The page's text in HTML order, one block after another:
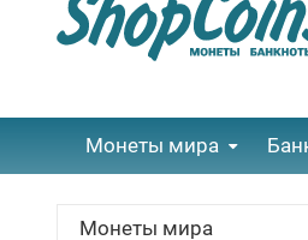
Монеты мира
Монеты мира